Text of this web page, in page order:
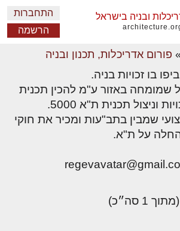
ובניה בישראל
התחברות
הרשמה
פורום אדריכלות, תכנון ובניה
בו זכויות בניה.
שמומחה באזור ע"מ להכין תכנית
וניצול תכנית ת"א 5000.
שמבין בתב"עות ומכיר את חוקי
על ת"א.